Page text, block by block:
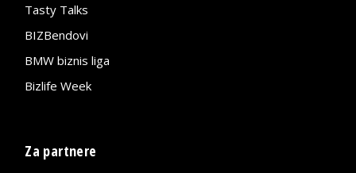
Tasty Talks
BIZBendovi
BMW biznis liga
Bizlife Week
Za partnere